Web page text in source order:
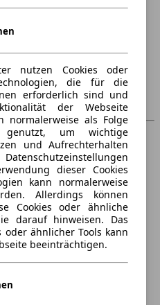
nutzen Cookies oder
die für die
erforderlich sind und
der Webseite
normalerweise als Folge
genutzt, um wichtige
und Aufrechterhalten
dieser Cookies
kann normalerweise
Allerdings können
Cookies oder ähnliche
darauf hinweisen. Das
oder ähnlicher Tools kann
beeinträchtigen.